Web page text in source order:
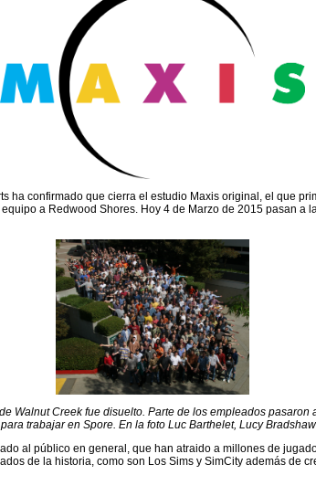
ha confirmado que cierra el estudio Maxis original, el que
a Redwood Shores. Hoy 4 de Marzo de 2015 pasan a
Walnut Creek fue disuelto. Parte de los empleados
trabajar en Spore. En la foto Luc Barthelet, Lucy
al público en general, que han atraido a millones de
de la historia, como son Los Sims y SimCity además de